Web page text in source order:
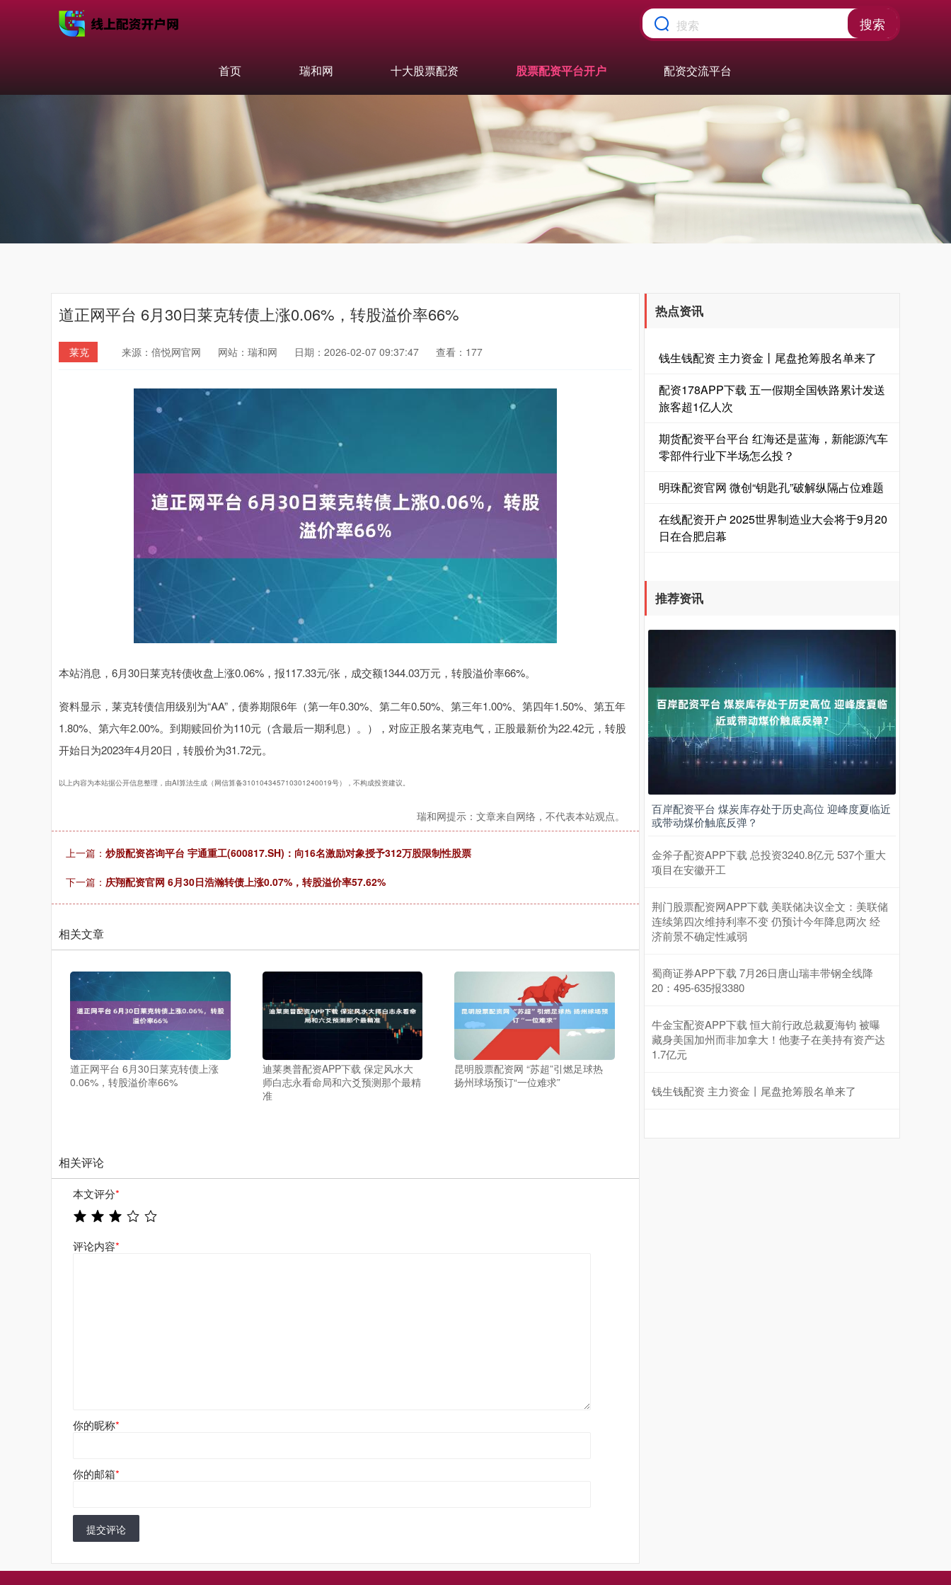
搜索
首页 瑞和网 十大股票配资 股票配资平台开户 配资交流平台
道正网平台 6月30日莱克转债上涨0.06%，转股溢价率66%
莱克 来源：倍悦网官网 网站：瑞和网 日期：2026-02-07 09:37:47 查看：177
本站消息，6月30日莱克转债收盘上涨0.06%，报117.33元/张，成交额1344.03万元，转股溢价率66%。
资料显示，莱克转债信用级别为“AA”，债券期限6年（第一年0.30%、第二年0.50%、第三年1.00%、第四年1.50%、第五年
1.80%、第六年2.00%。到期赎回价为110元（含最后一期利息）。），对应正股名莱克电气，正股最新价为22.42元，转股
开始日为2023年4月20日，转股价为31.72元。
以上内容为本站据公开信息整理，由AI算法生成（网信算备310104345710301240019号），不构成投资建议。
瑞和网提示：文章来自网络，不代表本站观点。
上一篇： 炒股配资咨询平台 宇通重工(600817.SH)：向16名激励对象授予312万股限制性股票
下一篇： 庆翔配资官网 6月30日浩瀚转债上涨0.07%，转股溢价率57.62%
相关文章
道正网平台 6月30日莱克转债上涨
0.06%，转股溢价率66%
迪莱奥普配资APP下载 保定风水大
师白志永看命局和六爻预测那个最精
准
昆明股票配资网 “苏超”引燃足球热
扬州球场预订“一位难求”
相关评论
本文评分*
评论内容*
你的昵称*
你的邮箱*
提交评论
热点资讯
钱生钱配资 主力资金丨尾盘抢筹股名单来了
配资178APP下载 五一假期全国铁路累计发送
旅客超1亿人次
期货配资平台平台 红海还是蓝海，新能源汽车
零部件行业下半场怎么投？
明珠配资官网 微创“钥匙孔”破解纵隔占位难题
在线配资开户 2025世界制造业大会将于9月20
日在合肥启幕
推荐资讯
百岸配资平台 煤炭库存处于历史高位 迎峰度夏临近
或带动煤价触底反弹？
金斧子配资APP下载 总投资3240.8亿元 537个重大
项目在安徽开工
荆门股票配资网APP下载 美联储决议全文：美联储
连续第四次维持利率不变 仍预计今年降息两次 经
济前景不确定性减弱
蜀商证券APP下载 7月26日唐山瑞丰带钢全线降
20：495-635报3380
牛金宝配资APP下载 恒大前行政总裁夏海钧 被曝
藏身美国加州而非加拿大！他妻子在美持有资产达
1.7亿元
钱生钱配资 主力资金丨尾盘抢筹股名单来了